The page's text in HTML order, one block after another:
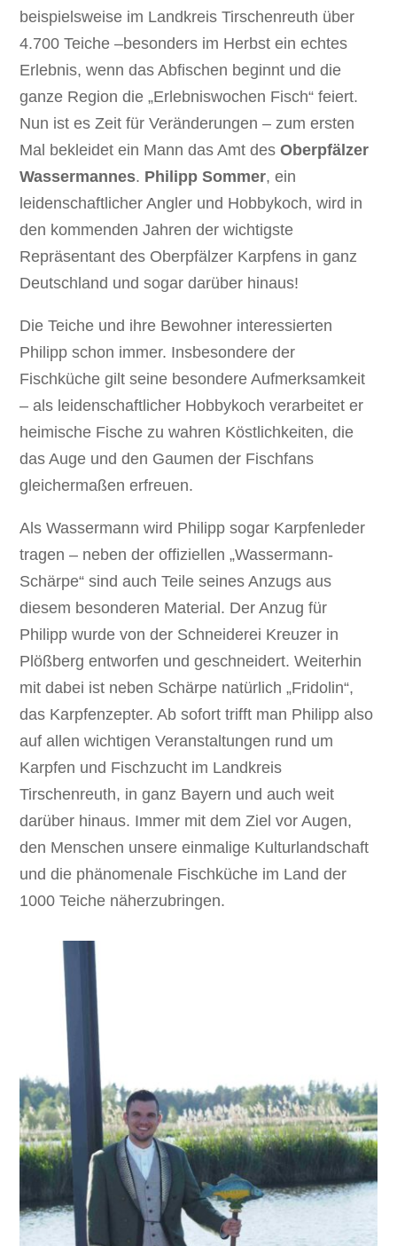
beispielsweise im Landkreis Tirschenreuth über
4.700 Teiche –besonders im Herbst ein echtes
Erlebnis, wenn das Abfischen beginnt und die
ganze Region die „Erlebniswochen Fisch“ feiert.
Nun ist es Zeit für Veränderungen – zum ersten
Mal bekleidet ein Mann das Amt desOberpfälzer
Wassermannes. Philipp Sommer, ein
leidenschaftlicher Angler und Hobbykoch, wird in
den kommenden Jahren der wichtigste
Repräsentant des Oberpfälzer Karpfens in ganz
Deutschland und sogar darüber hinaus!
Die Teiche und ihre Bewohner interessierten
Philipp schon immer. Insbesondere der
Fischküche gilt seine besondere Aufmerksamkeit
– als leidenschaftlicher Hobbykoch verarbeitet er
heimische Fische zu wahren Köstlichkeiten, die
das Auge und den Gaumen der Fischfans
gleichermaßen erfreuen.
Als Wassermann wird Philipp sogar Karpfenleder
tragen – neben der offiziellen „Wassermann-
Schärpe“ sind auch Teile seines Anzugs aus
diesem besonderen Material. Der Anzug für
Philipp wurde von der Schneiderei Kreuzer in
Plößberg entworfen und geschneidert. Weiterhin
mit dabei ist neben Schärpe natürlich „Fridolin“,
das Karpfenzepter. Ab sofort trifft man Philipp also
auf allen wichtigen Veranstaltungen rund um
Karpfen und Fischzucht im Landkreis
Tirschenreuth, in ganz Bayern und auch weit
darüber hinaus. Immer mit dem Ziel vor Augen,
den Menschen unsere einmalige Kulturlandschaft
und die phänomenale Fischküche im Land der
1000 Teiche näherzubringen.